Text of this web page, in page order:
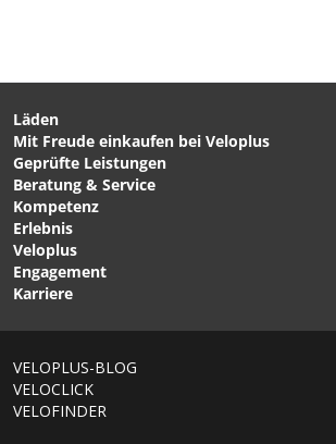
CHF 7.90
CENTERLOCK SHIMS,
Stahl, 2 Stk. / silber /
0.2mm von JAGWIRE
CHF 22.90
Läden
Mit Freude einkaufen bei Veloplus
Geprüfte Leistungen
Beratung & Service
Kompetenz
Erlebnis
Veloplus
Engagement
Karriere
VELOPLUS-BLOG
VELOCLICK
VELOFINDER